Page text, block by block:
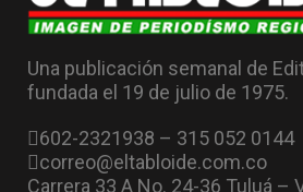
Una publicación semanal de
fundada el 19 de julio de 1975.
602-2321938 – 315 052 0144
correo@eltabloide.com.co
Carrera 33 A No. 24-36 Tuluá –